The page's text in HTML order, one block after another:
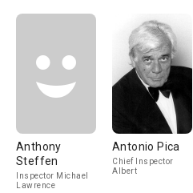
Anthony
Steffen
Inspector Michael
Lawrence
Antonio Pica
Chief Inspector
Albert